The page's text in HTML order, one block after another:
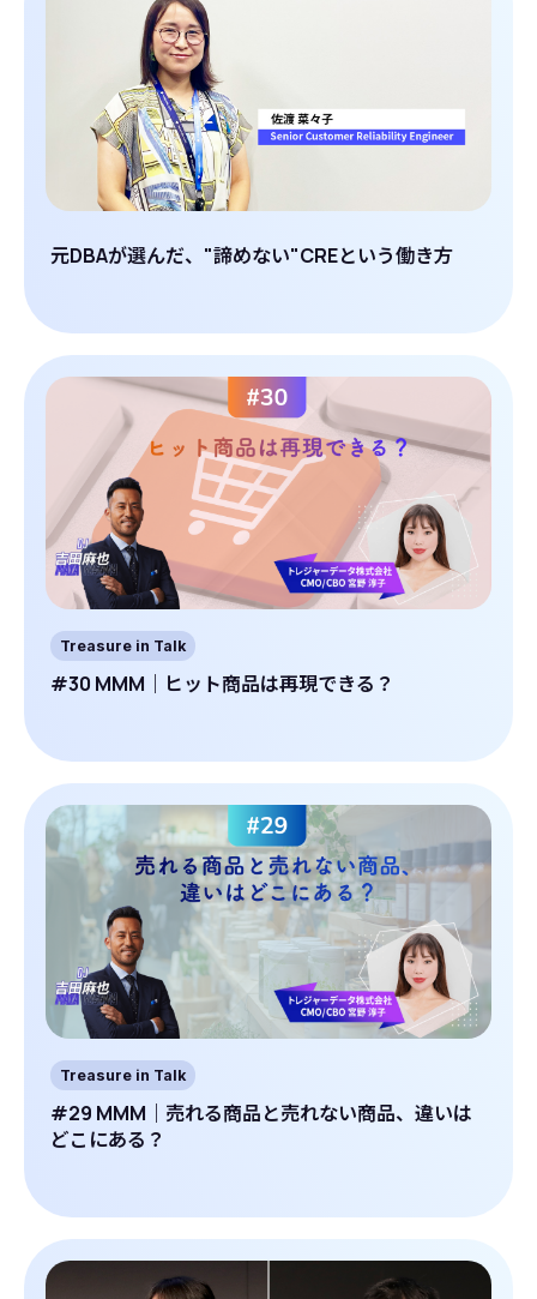
元DBAが選んだ、"諦めない"CREという働き方
Treasure in Talk
#30 MMM｜ヒット商品は再現できる？
Treasure in Talk
#29 MMM｜売れる商品と売れない商品、違いは
どこにある？